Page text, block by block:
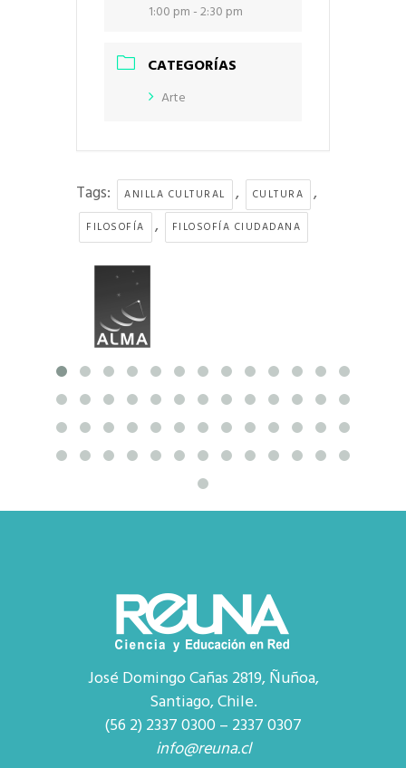
1:00 pm - 2:30 pm
CATEGORÍAS
Arte
Tags: ANILLA CULTURAL , CULTURA ,
FILOSOFÍA , FILOSOFÍA CIUDADANA
José Domingo Cañas 2819, Ñuñoa,
Santiago, Chile.
(56 2) 2337 0300 – 2337 0307
info@reuna.cl